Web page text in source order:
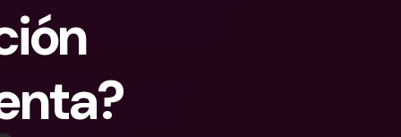
y depósitos en
bunq
facturas
Cuentas Bancarias
Internacionales y Divisas